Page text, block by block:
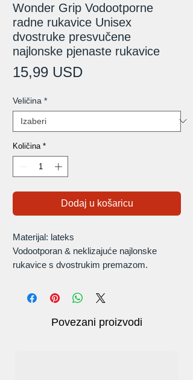
Wonder Grip Vodootporne
radne rukavice Unisex
dvostruke presvučene
najlonske pjenaste rukavice
15,99 USDCijena
Veličina *
Količina *
Dodaj u košaricu
Materijal: lateks
Vodootporan & neklizajuće najlonske
rukavice s dvostrukim premazom.
Povezani proizvodi